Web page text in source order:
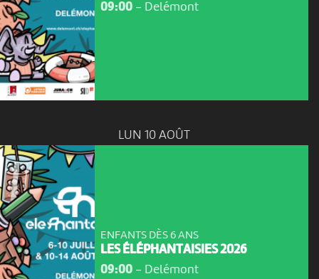
09:00- Delémont
LUN 10 AOÛT
ENFANTS DÈS 6 ANS
LES ÉLÉPHANTAISIES 2026
09:00- Delémont